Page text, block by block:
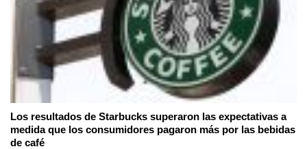
Los resultados de Starbucks superaron las expectativas a
medida que los consumidores pagaron más por las bebidas
de café